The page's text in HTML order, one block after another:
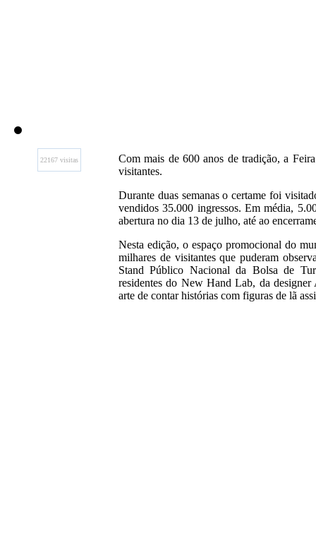
22167 visitas
Com mais de 600 anos de tradição, a
visitantes.
Durante duas semanas o certame foi
vendidos 35.000 ingressos. Em média,
abertura no dia 13 de julho, até ao
Nesta edição, o espaço promocional do
milhares de visitantes que puderam
Stand Público Nacional da Bolsa de
residentes do New Hand Lab, da
arte de contar histórias com figuras de lã